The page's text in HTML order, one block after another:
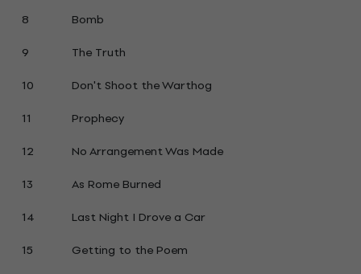
8
Bomb
9
The Truth
10
Don't Shoot the Warthog
11
Prophecy
12
No Arrangement Was Made
13
As Rome Burned
14
Last Night I Drove a Car
15
Getting to the Poem